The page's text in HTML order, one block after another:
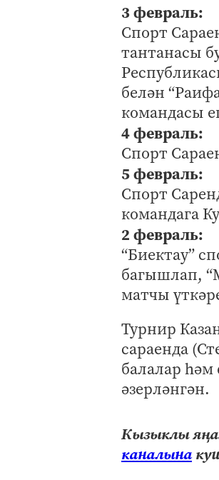
3 февраль:
Спорт
тантанасы
белән
командасы
4 февраль:
Спорт
5 февраль:
Спорт
командага
2 февраль:
“Биектау”
багышлап,
матчы
Турнир
сараенда
балалар
әзерләнгән.
Кызыклы
каналына